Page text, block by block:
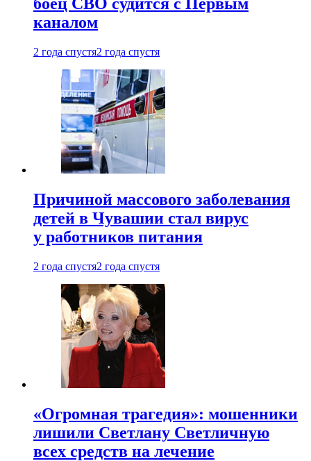
каналом
2 года спустя2 года спустя
Причиной массового заболевания
детей в Чувашии стал вирус
у работников питания
2 года спустя2 года спустя
«Огромная трагедия»: мошенники
лишили Светлану Светличную
всех средств на лечение